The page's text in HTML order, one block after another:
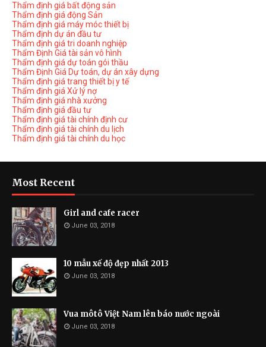
Thẩm định giá bất động sản
Thẩm định giá động Sản
Thẩm định giá máy móc thiết bị
Thẩm định dự án đầu tư
Thẩm định giá tri doanh nghiệp
Thẩm Định Giá tài sản vô hình
Thẩm định giá dự toán gói thầu
Thẩm Định Giá Dự toán, dự án xây dựng
Thẩm định giá trang thiết bị y tế
Thẩm định giá Xử lý nợ
Thẩm định giá nhà xưởng
Thẩm định giá đầu tư
Thẩm định giá tài chính định cư
Thẩm định giá tài chính du lịch
Thẩm định giá tài chính du học
Most Recent
Girl and cafe racer
June 03, 2018
10 mẫu xế độ đẹp nhất 2013
June 03, 2018
Vua môtô Việt Nam lên báo nước ngoài
June 03, 2018